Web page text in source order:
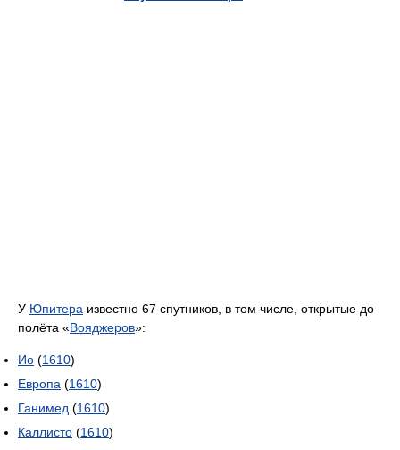
У Юпитера известно 67 спутников, в том числе, открытые до
полёта «Вояджеров»:
Ио (1610)
Европа (1610)
Ганимед (1610)
Каллисто (1610)